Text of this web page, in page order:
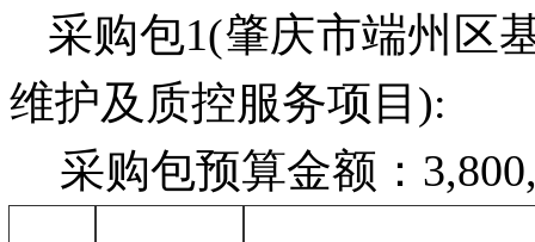
采购包1(肇庆市端州区
维护及质控服务项目):
采购包预算金额：